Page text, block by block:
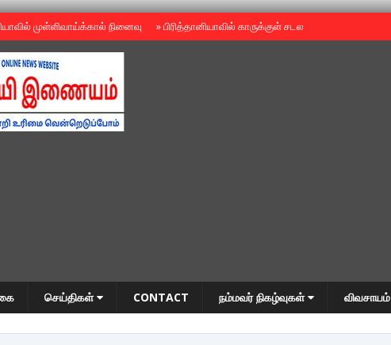
முள்ளிவாய்க்கால் நினைவு »பிரித்தானியாவில் காருக்குள் சடலம் -தமிழருடையதா ?
செய்திகள் CONTACT நம்மவர் நிகழ்வுகள் விவசாயம்